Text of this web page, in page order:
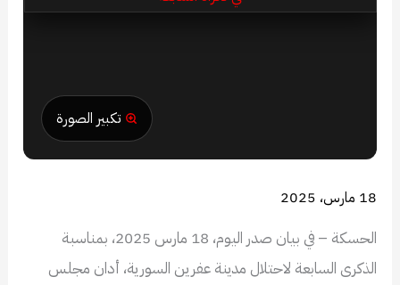
تكبير الصورة
18 مارس، 2025
الحسكة – في بيان صدر اليوم، 18 مارس 2025، بمناسبة
الذكرى السابعة لاحتلال مدينة عفرين السورية، أدان مجلس